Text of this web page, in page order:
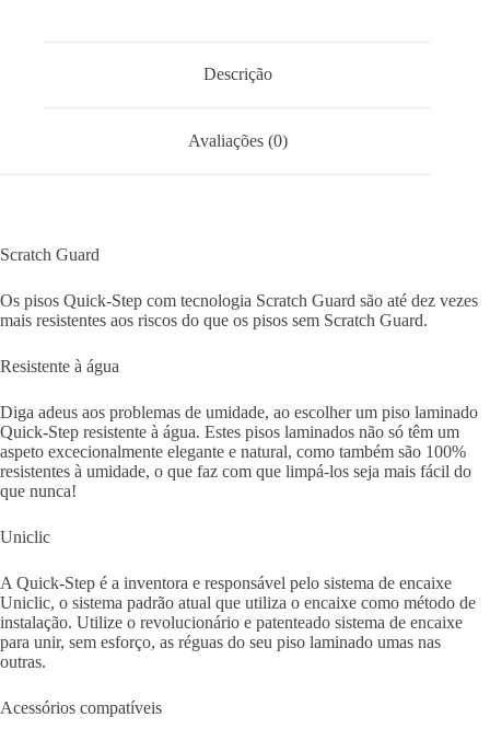
Descrição
Avaliações (0)
Scratch Guard
Os pisos Quick-Step com tecnologia Scratch Guard são até dez vezes
mais resistentes aos riscos do que os pisos sem Scratch Guard.
Resistente à água
Diga adeus aos problemas de umidade, ao escolher um piso laminado
Quick-Step resistente à água. Estes pisos laminados não só têm um
aspeto excecionalmente elegante e natural, como também são 100%
resistentes à umidade, o que faz com que limpá-los seja mais fácil do
que nunca!
Uniclic
A Quick-Step é a inventora e responsável pelo sistema de encaixe
Uniclic, o sistema padrão atual que utiliza o encaixe como método de
instalação. Utilize o revolucionário e patenteado sistema de encaixe
para unir, sem esforço, as réguas do seu piso laminado umas nas
outras.
Acessórios compatíveis